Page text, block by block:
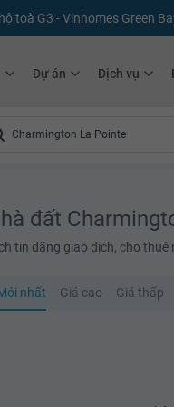
+10.000Thành viên
Dự án Dịch vụ
đất
tin đăng giao dịch, cho
nhất Giá cao Giá thấp